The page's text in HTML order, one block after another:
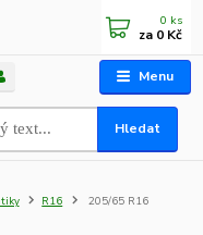
Menu
Hledat
0 ks
za 0 Kč
R16 205/65 R16